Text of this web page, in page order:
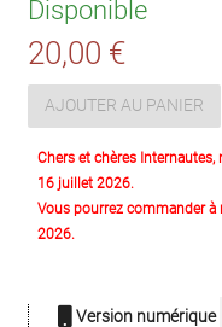
Disponible
20,00 €
AJOUTER AU PANIER
Chers et chères
16 juillet 2026.
Vous pourrez commander
2026.
Version numérique